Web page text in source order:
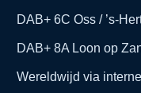
DAB+ 6C Oss / ’s-
DAB+ 8A Loon op
Wereldwijd via